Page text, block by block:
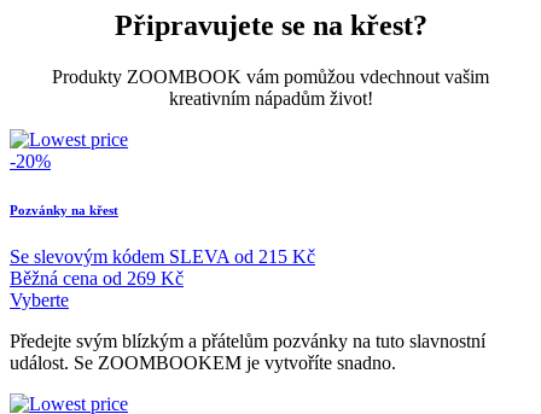
Připravujete se na křest?
Produkty ZOOMBOOK vám pomůžou vdechnout vašim
kreativním nápadům život!
-20%
Pozvánky na křest
Se slevovým kódem SLEVA od 215 Kč
Běžná cena od 269 Kč
Vyberte
Předejte svým blízkým a přátelům pozvánky na tuto slavnostní
událost. Se ZOOMBOOKEM je vytvoříte snadno.